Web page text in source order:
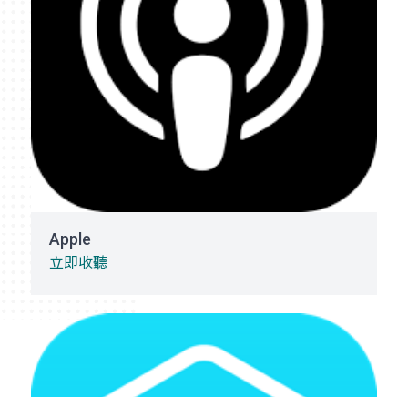
Apple
立即收聽